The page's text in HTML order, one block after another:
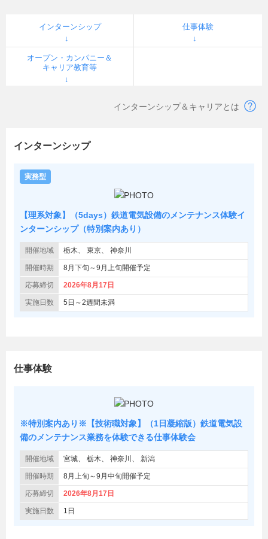
インターンシップ 仕事体験
オープン・カンパニー＆
キャリア教育等
インターンシップ＆キャリアとは
インターンシップ
実務型
【理系対象】（5days）鉄道電気設備のメンテナンス体験イ
ンターンシップ（特別案内あり）
開催地域 栃木 東京 神奈川
開催時期 8月下旬～9月上旬開催予定
応募締切 2026年8月17日
実施日数 5日～2週間未満
仕事体験
※特別案内あり※【技術職対象】（1日凝縮版）鉄道電気設
備のメンテナンス業務を体験できる仕事体験会
開催地域 宮城 栃木 神奈川 新潟
開催時期 8月上旬～9月中旬開催予定
応募締切 2026年8月17日
実施日数 1日